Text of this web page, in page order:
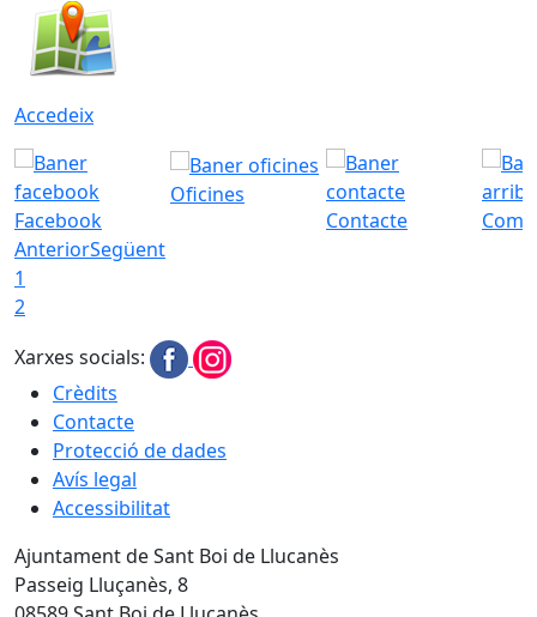
Accedeix
Facebook
Oficines
Contacte
Com
AnteriorSegüent
1
2
Xarxes socials:
Crèdits
Contacte
Protecció de dades
Avís legal
Accessibilitat
Ajuntament de Sant Boi de Llucanès
Passeig Lluçanès, 8